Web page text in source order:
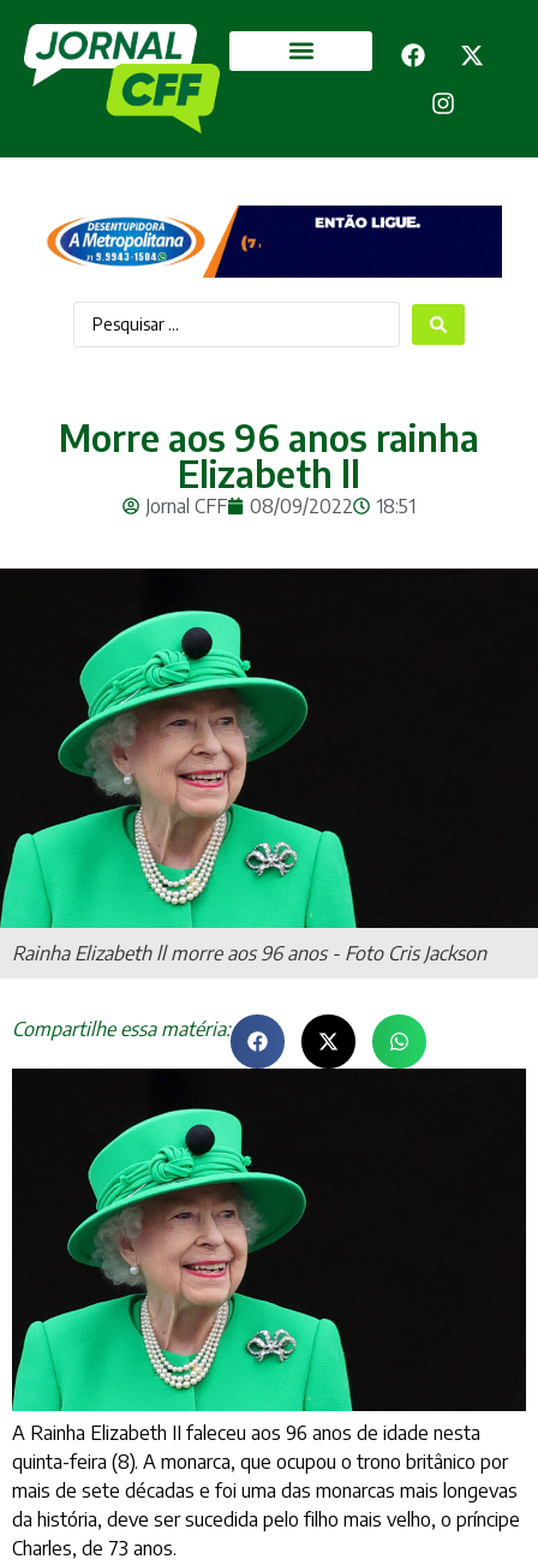
Morre aos 96 anos rainha
Elizabeth ll
Jornal CFF 08/09/2022 18:51
Rainha Elizabeth ll morre aos 96 anos - Foto Cris Jackson
Compartilhe essa matéria:
A Rainha Elizabeth II faleceu aos 96 anos de idade nesta
quinta-feira (8). A monarca, que ocupou o trono britânico por
mais de sete décadas e foi uma das monarcas mais longevas
da história, deve ser sucedida pelo filho mais velho, o príncipe
Charles, de 73 anos.